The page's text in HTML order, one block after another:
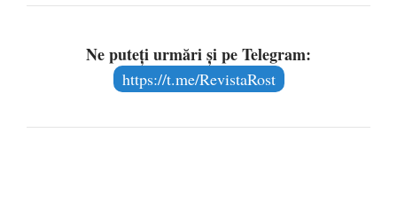
Ne puteți urmări și pe Telegram:
https://t.me/RevistaRost